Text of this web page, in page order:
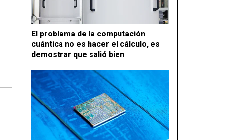
El problema de la computación
cuántica no es hacer el cálculo, es
demostrar que salió bien